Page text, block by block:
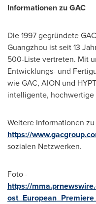
Informationen zu GAC
Die 1997 gegründete
Guangzhou ist seit 13
500-Liste vertreten. Mit
Entwicklungs- und
wie GAC, AION und
intelligente,
Weitere Informationen
https://
sozialen Netzwerken.
Foto -
https://